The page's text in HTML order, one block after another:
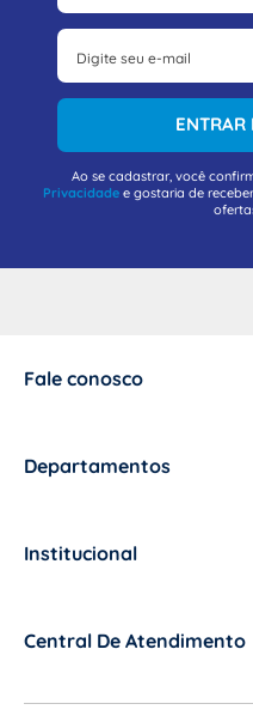
ENTRAR
Ao se cadastrar, você
Privacidadee gostaria de
Fale conosco
Departamentos
Institucional
Central De Atendimento